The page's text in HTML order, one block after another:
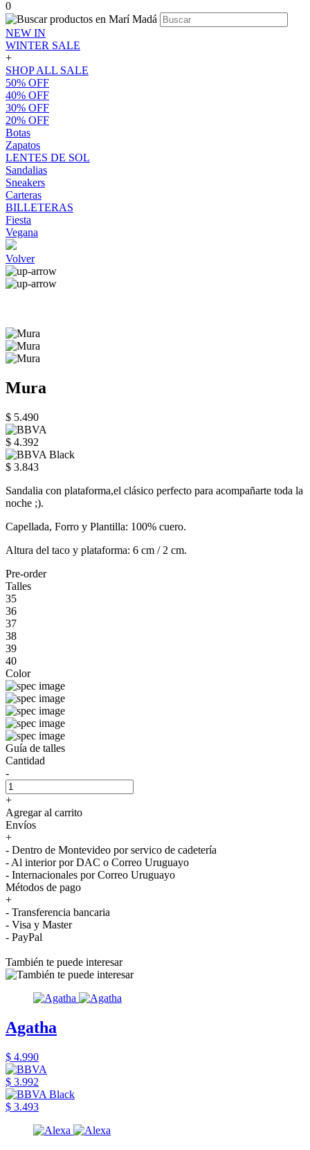
0
NEW IN
WINTER SALE
+
SHOP ALL SALE
50% OFF
40% OFF
30% OFF
20% OFF
Botas
Zapatos
LENTES DE SOL
Sandalias
Sneakers
Carteras
BILLETERAS
Fiesta
Vegana
Volver
Mura
$ 5.490
$ 4.392
$ 3.843
Sandalia con plataforma,el clásico perfecto para acompañarte toda la
noche ;).
Capellada, Forro y Plantilla: 100% cuero.
Altura del taco y plataforma: 6 cm / 2 cm.
Pre-order
Talles
35
36
37
38
39
40
Color
Guía de talles
Cantidad
-
+
Agregar al carrito
Envíos
+
- Dentro de Montevideo por servico de cadetería
- Al interior por DAC o Correo Uruguayo
- Internacionales por Correo Uruguayo
Métodos de pago
+
- Transferencia bancaria
- Visa y Master
- PayPal
También te puede interesar
Agatha
$ 4.990
$ 3.992
$ 3.493